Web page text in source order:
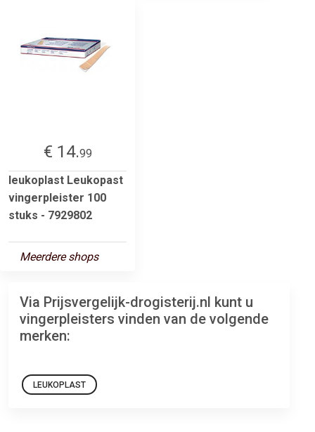
€ 14.99
leukoplast Leukopast
vingerpleister 100
stuks - 7929802
Meerdere shops
Via Prijsvergelijk-drogisterij.nl kunt u
vingerpleisters vinden van de volgende
merken:
LEUKOPLAST